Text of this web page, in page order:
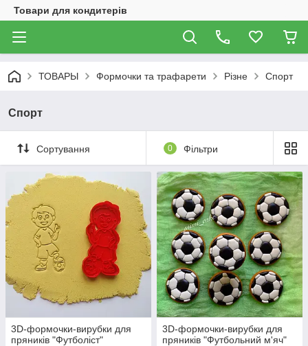
Товари для кондитерів
ТОВАРЫ Формочки та трафарети Різне Спорт
Спорт
Сортування 0 Фільтри
3D-формочки-вирубки для
пряників "Футболіст"
3D-формочки-вирубки для
пряників "Футбольний м'яч"